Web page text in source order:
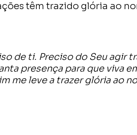
têm trazido glória ao
de ti. Preciso do Seu agir
presença para que viva
me leve a trazer glória ao